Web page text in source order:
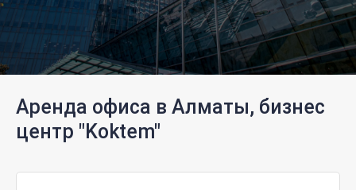
Аренда офиса в Алматы, бизнес
центр "Koktem"